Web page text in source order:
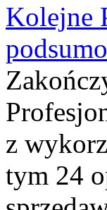
Kolejne
z
tym 24